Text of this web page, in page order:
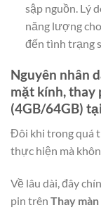
sập nguồn. Lý
năng lượng
đến tình trạng
Nguyên nhân
mặt kính, thay
(4GB/64GB)
Đôi khi trong quá
thực hiện mà
Về lâu dài, đây
pin trên Thay